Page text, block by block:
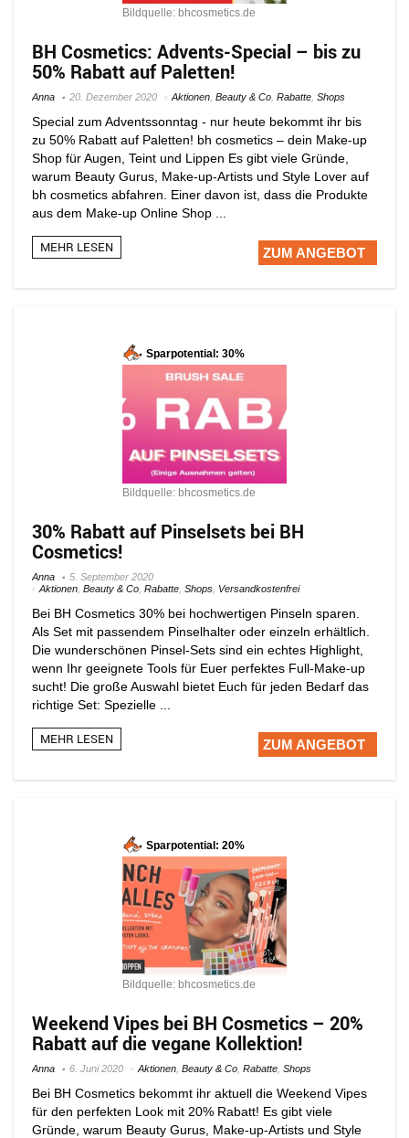
Bildquelle: bhcosmetics.de
BH Cosmetics: Advents-Special – bis zu
50% Rabatt auf Paletten!
Anna 20. Dezember 2020 Aktionen Beauty & Co Rabatte Shops
Special zum Adventssonntag - nur heute bekommt ihr bis
zu 50% Rabatt auf Paletten! bh cosmetics – dein Make-up
Shop für Augen, Teint und Lippen Es gibt viele Gründe,
warum Beauty Gurus, Make-up-Artists und Style Lover auf
bh cosmetics abfahren. Einer davon ist, dass die Produkte
aus dem Make-up Online Shop ...
MEHR LESEN ZUM ANGEBOT
Sparpotential: 30%
Bildquelle: bhcosmetics.de
30% Rabatt auf Pinselsets bei BH
Cosmetics!
Anna
5. September 2020
Aktionen Beauty & Co Rabatte Shops Versandkostenfrei
Bei BH Cosmetics 30% bei hochwertigen Pinseln sparen.
Als Set mit passendem Pinselhalter oder einzeln erhältlich.
Die wunderschönen Pinsel-Sets sind ein echtes Highlight,
wenn Ihr geeignete Tools für Euer perfektes Full-Make-up
sucht! Die große Auswahl bietet Euch für jeden Bedarf das
richtige Set: Spezielle ...
MEHR LESEN ZUM ANGEBOT
Sparpotential: 20%
Bildquelle: bhcosmetics.de
Weekend Vipes bei BH Cosmetics – 20%
Rabatt auf die vegane Kollektion!
Anna 6. Juni 2020 Aktionen Beauty & Co Rabatte Shops
Bei BH Cosmetics bekommt ihr aktuell die Weekend Vipes
für den perfekten Look mit 20% Rabatt! Es gibt viele
Gründe, warum Beauty Gurus, Make-up-Artists und Style